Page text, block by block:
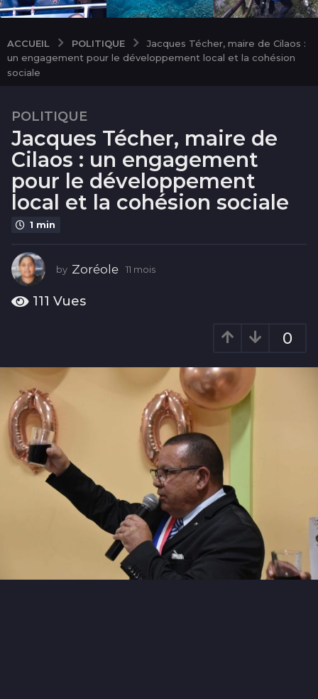
ACCUEIL POLITIQUE
Jacques Técher, maire de Cilaos :
un engagement pour le développement local et la cohésion
sociale
1
1
m
o
m
o
s
POLITIQUE
Jacques Técher, maire de
Cilaos : un engagement
pour le développement
local et la cohésion sociale
1 min
by Zoréole 11 mois
111 Vues
0